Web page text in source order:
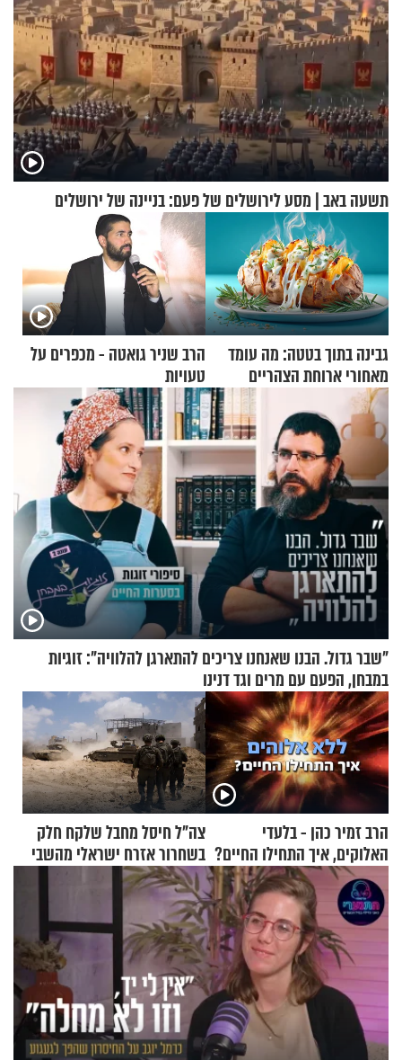
תשעה באב | מסע לירושלים של פעם: בניינה של ירושלים
גבינה בתוך בטטה: מה עומד
מאחורי ארוחת הצהריים
שכבשה את הרשת?
הרב שניר גואטה - מכפרים על
טעויות
"שבר גדול. הבנו שאנחנו צריכים להתארגן להלוויה": זוגיות
במבחן, הפעם עם מרים וגד דנינו
הרב זמיר כהן - בלעדי
האלוקים, איך התחילו החיים?
צה"ל חיסל מחבל שלקח חלק
בשחרור אזרח ישראלי מהשבי